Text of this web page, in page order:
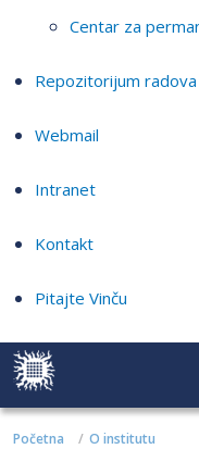
Centar za
Repozitorijum radova
Webmail
Intranet
Kontakt
Pitajte Vinču
Početna O institutu